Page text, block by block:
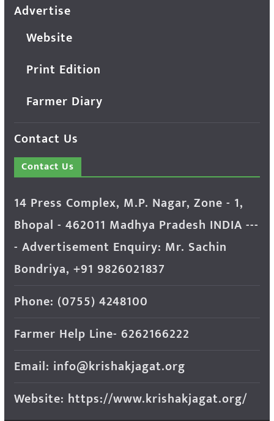
Advertise
Website
Print Edition
Farmer Diary
Contact Us
Contact Us
14 Press Complex, M.P. Nagar, Zone - 1,
Bhopal - 462011 Madhya Pradesh INDIA ---
- Advertisement Enquiry: Mr. Sachin
Bondriya, +91 9826021837
Phone: (0755) 4248100
Farmer Help Line- 6262166222
Email: info@krishakjagat.org
Website: https://www.krishakjagat.org/